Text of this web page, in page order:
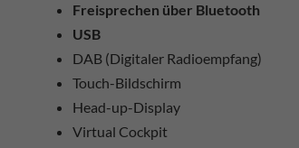
Freisprechen über Bluetooth
USB
DAB (Digitaler Radioempfang)
Touch-Bildschirm
Head-up-Display
Virtual Cockpit